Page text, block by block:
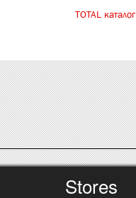
TOTAL
Stores